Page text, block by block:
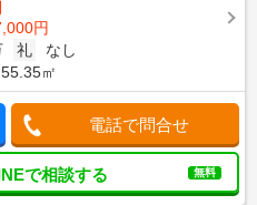
円
礼
なし
55.35㎡
電話で問合せ
で相談する 無料